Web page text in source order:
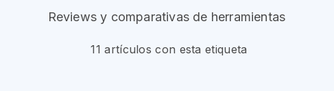
Reviews y comparativas de herramientas
11 artículos con esta etiqueta